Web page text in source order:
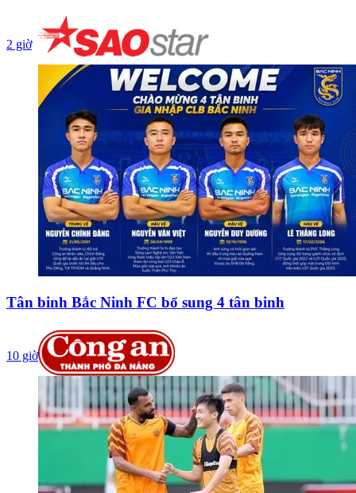
2 giờ
Tân binh Bắc Ninh FC bổ sung 4 tân binh
10 giờ